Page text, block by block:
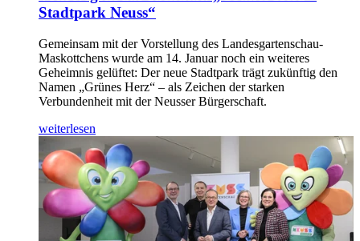
Stadtpark Neuss“
Gemeinsam mit der Vorstellung des Landesgartenschau-
Maskottchens wurde am 14. Januar noch ein weiteres
Geheimnis gelüftet: Der neue Stadtpark trägt zukünftig den
Namen „Grünes Herz“ – als Zeichen der starken
Verbundenheit mit der Neusser Bürgerschaft.
weiterlesen